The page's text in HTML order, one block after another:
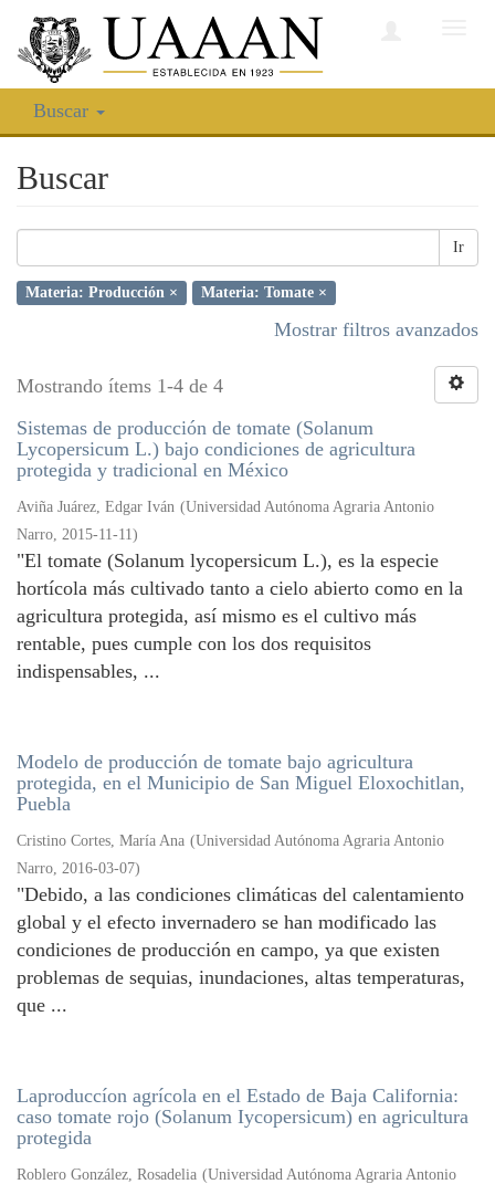
Buscar
Buscar
Ir
Materia: Producción × Materia: Tomate ×
Mostrar filtros avanzados
Mostrando ítems 1-4 de 4
Sistemas de producción de tomate (Solanum
Lycopersicum L.) bajo condiciones de agricultura
protegida y tradicional en México
Aviña Juárez, Edgar Iván (Universidad Autónoma Agraria Antonio
Narro, 2015-11-11)
"El tomate (Solanum lycopersicum L.), es la especie
hortícola más cultivado tanto a cielo abierto como en la
agricultura protegida, así mismo es el cultivo más
rentable, pues cumple con los dos requisitos
indispensables, ...
Modelo de producción de tomate bajo agricultura
protegida, en el Municipio de San Miguel Eloxochitlan,
Puebla
Cristino Cortes, María Ana (Universidad Autónoma Agraria Antonio
Narro, 2016-03-07)
"Debido, a las condiciones climáticas del calentamiento
global y el efecto invernadero se han modificado las
condiciones de producción en campo, ya que existen
problemas de sequias, inundaciones, altas temperaturas,
que ...
Laproduccíon agrícola en el Estado de Baja California:
caso tomate rojo (Solanum Iycopersicum) en agricultura
protegida
Roblero González, Rosadelia (Universidad Autónoma Agraria Antonio